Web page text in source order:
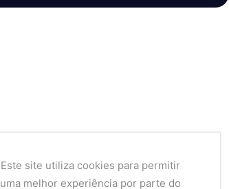
Este site utiliza cookies para permitir
uma melhor experiência por parte do